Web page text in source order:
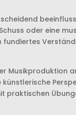
oder eine
fundiertes
Musikproduktion
praktischen